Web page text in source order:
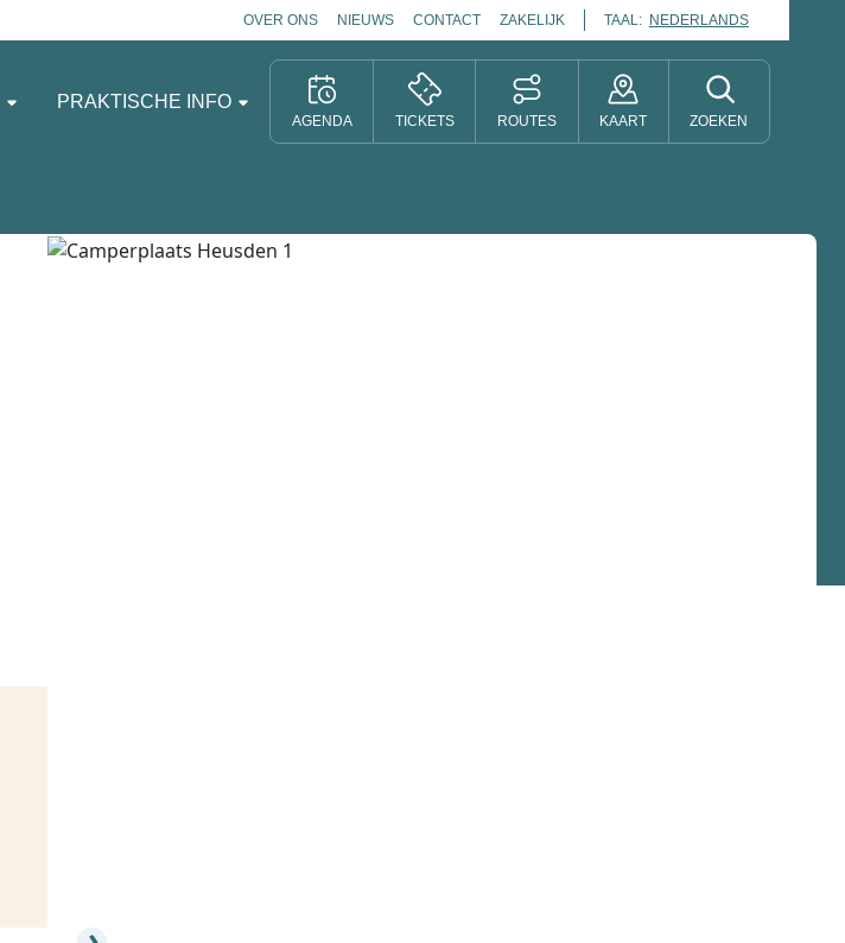
OVER ONS NIEUWS CONTACT ZAKELIJK TAAL: NEDERLANDS
PRAKTISCHE INFO
AGENDA TICKETS ROUTES KAART ZOEKEN